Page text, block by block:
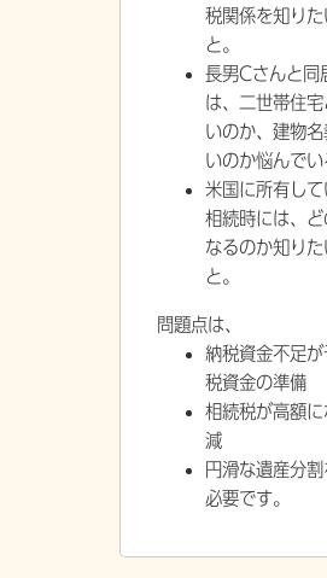
税関係を知り
と。
長男Cさんと同
は、二世帯住
いのか、建物
いのか悩んでい
米国に所有し
相続時には、
なるのか知り
と。
問題点は、
納税資金不足
税資金の準備
相続税が高額
減
円滑な遺産分
必要です。